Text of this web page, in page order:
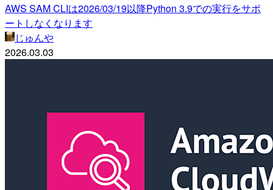
AWS SAM CLIは2026/03/19以降Python 3.9での実行をサポ
ートしなくなります
じゅんや
2026.03.03